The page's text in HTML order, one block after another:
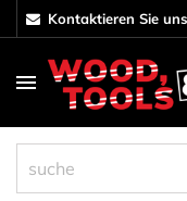
kontaktieren Sie uns